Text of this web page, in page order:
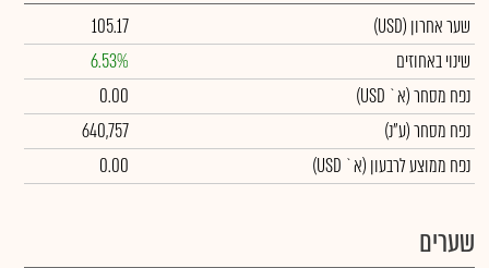
שער אחרון (USD)
105.17
שינוי באחוזים
6.53%
נפח מסחר(א` USD)
0.00
נפח מסחר(ע"נ)
640,757
נפח ממוצע לרבעון (א` USD)
0.00
שערים